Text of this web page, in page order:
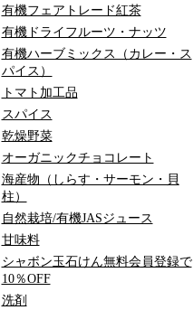
有機フェアトレード紅茶
有機ドライフルーツ・ナッツ
有機ハーブミックス（カレー・ス
パイス）
トマト加工品
スパイス
乾燥野菜
オーガニックチョコレート
海産物（しらす・サーモン・貝
柱）
自然栽培/有機JASジュース
甘味料
シャボン玉石けん無料会員登録で
10％OFF
洗剤